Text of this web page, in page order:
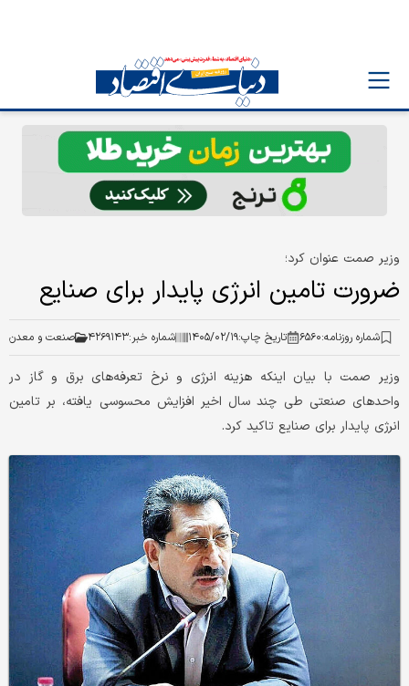
وزیر صمت عنوان کرد؛
ضرورت تامین انرژی پایدار برای صنایع
شماره روزنامه:۶۵۶۰ تاریخ چاپ:۱۴۰۵/۰۲/۱۹ شماره خبر:۴۲۶۹۱۴۳ صنعت و معدن
وزیر صمت با بیان اینکه هزینه انرژی و نرخ تعرفه‌های برق و گاز در
واحدهای صنعتی طی چند سال اخیر افزایش محسوسی یافته، بر تامین
انرژی پایدار برای صنایع تاکید کرد.